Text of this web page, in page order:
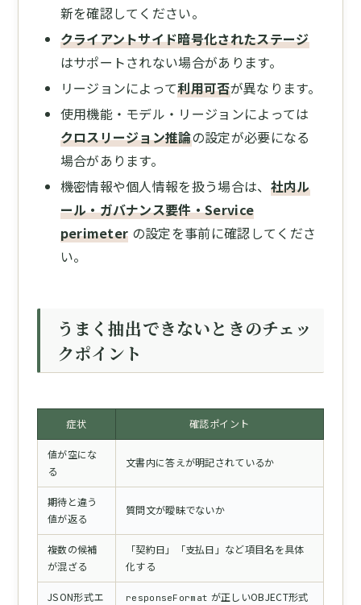
新を確認してください。
クライアントサイド暗号化されたステージ
はサポートされない場合があります。
リージョンによって利用可否が異なります。
使用機能・モデル・リージョンによっては
クロスリージョン推論の設定が必要になる
場合があります。
機密情報や個人情報を扱う場合は、 社内ル
ール・ガバナンス要件・Service
perimeter の設定を事前に確認してくださ
い。
うまく抽出できないときのチェッ
クポイント
症状 確認ポイント
値が空にな
る
文書内に答えが明記されているか
期待と違う
値が返る
質問文が曖昧でないか
複数の候補
が混ざる
「契約日」「支払日」など項目名を具体
化する
JSON形式エ
responseFormat が正しいOBJECT形式